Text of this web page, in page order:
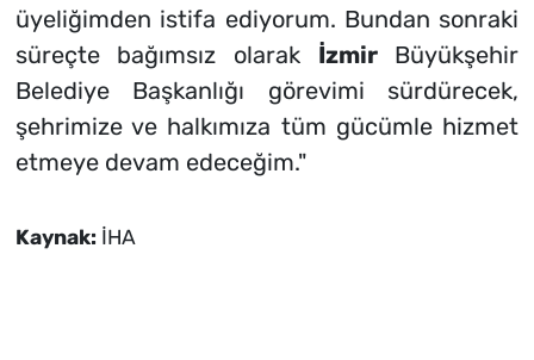
üyeliğimden istifa ediyorum. Bundan sonraki
süreçte bağımsız olarak İzmirBüyükşehir
Belediye Başkanlığı görevimi sürdürecek,
şehrimize ve halkımıza tüm gücümle hizmet
etmeye devam edeceğim."
Kaynak: İHA